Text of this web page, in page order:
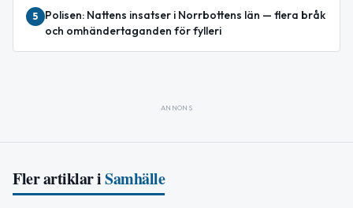
5
Polisen: Nattens insatser i Norrbottens län — flera bråk
och omhändertaganden för fylleri
ANNONS
Fler artiklar iSamhälle